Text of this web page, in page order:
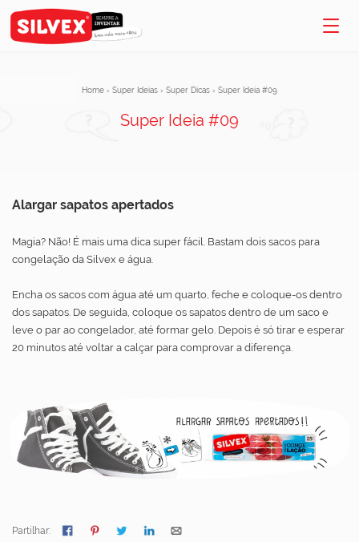
Home › Super Ideias › Super Dicas › Super Ideia #09
Super Ideia #09
Alargar sapatos apertados
Magia? Não! É mais uma dica super fácil. Bastam dois sacos para
congelação da Silvex e água.
Encha os sacos com água até um quarto, feche e coloque-os dentro
dos sapatos. De seguida, coloque os sapatos dentro de um saco e
leve o par ao congelador, até formar gelo. Depois é só tirar e esperar
20 minutos até voltar a calçar para comprovar a diferença.
Partilhar: